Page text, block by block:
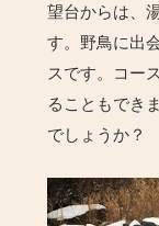
望台からは、
す。野鳥に出
スです。コー
ることもでき
でしょうか？